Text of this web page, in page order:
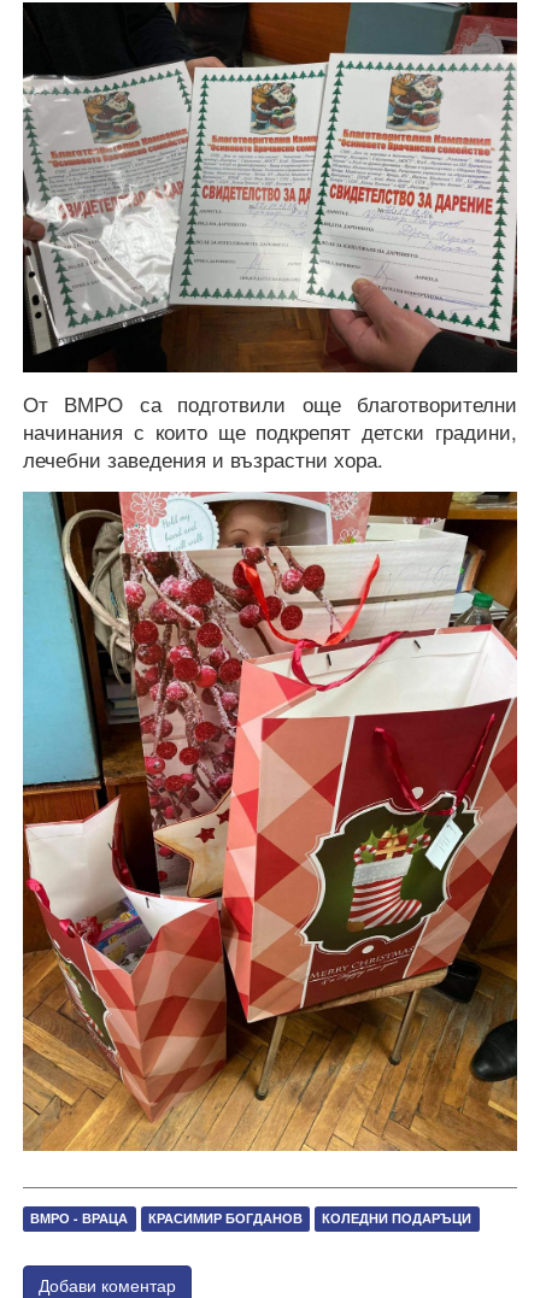
От ВМРО са подготвили още благотворителни
начинания с които ще подкрепят детски градини,
лечебни заведения и възрастни хора.
ВМРО - ВРАЦА КРАСИМИР БОГДАНОВ КОЛЕДНИ ПОДАРЪЦИ
Добави коментар